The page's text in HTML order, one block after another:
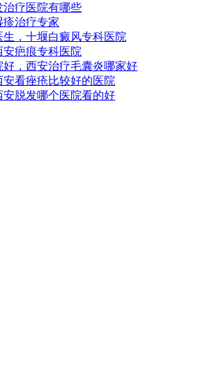
疗医院有哪些
治疗专家
，十堰白癜风专科医院
疤痕专科医院
，西安治疗毛囊炎哪家好
看痤疮比较好的医院
脱发哪个医院看的好